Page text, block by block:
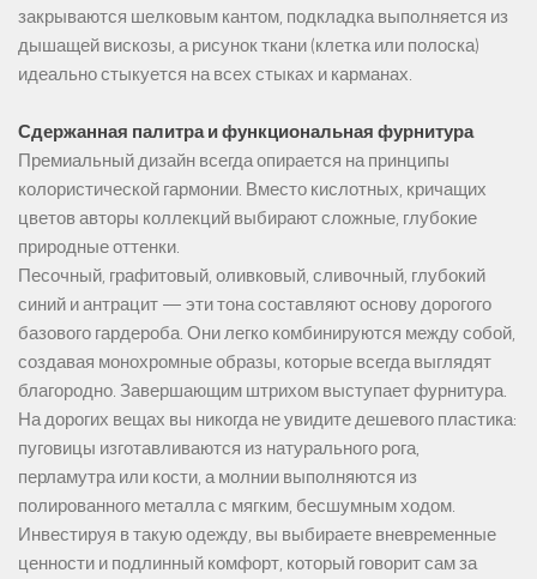
закрываются шелковым кантом, подкладка выполняется из
дышащей вискозы, а рисунок ткани (клетка или полоска)
идеально стыкуется на всех стыках и карманах.
Сдержанная палитра и функциональная фурнитура
Премиальный дизайн всегда опирается на принципы
колористической гармонии. Вместо кислотных, кричащих
цветов авторы коллекций выбирают сложные, глубокие
природные оттенки.
Песочный, графитовый, оливковый, сливочный, глубокий
синий и антрацит — эти тона составляют основу дорогого
базового гардероба. Они легко комбинируются между собой,
создавая монохромные образы, которые всегда выглядят
благородно. Завершающим штрихом выступает фурнитура.
На дорогих вещах вы никогда не увидите дешевого пластика:
пуговицы изготавливаются из натурального рога,
перламутра или кости, а молнии выполняются из
полированного металла с мягким, бесшумным ходом.
Инвестируя в такую одежду, вы выбираете вневременные
ценности и подлинный комфорт, который говорит сам за